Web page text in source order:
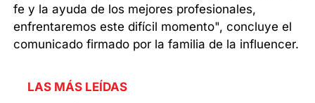
fe y la ayuda de los mejores profesionales,
enfrentaremos este difícil momento", concluye el
comunicado firmado por la familia de la influencer.
LAS MÁS LEÍDAS